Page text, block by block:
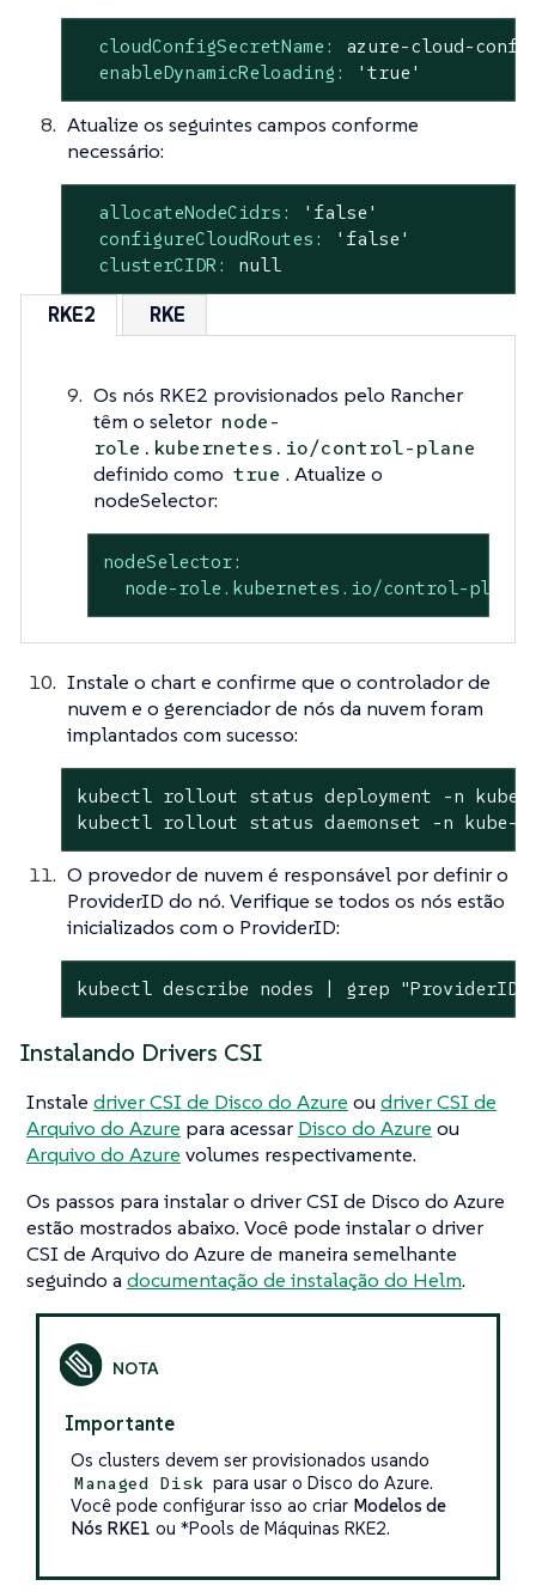
cloudConfigSecretName:
azure-cloud-
enableDynamicReloading:
'true'
Atualize os seguintes campos conforme
necessário:
allocateNodeCidrs:
'false'
configureCloudRoutes:
'false'
clusterCIDR:
null
RKE2 RKE
Os nós RKE2 provisionados pelo Rancher
têm o seletor node-
role.kubernetes.io/control-plane
definido como true . Atualize o
nodeSelector:
nodeSelector:
node-role.kubernetes.io/control-plane:
Instale o chart e confirme que o controlador de
nuvem e o gerenciador de nós da nuvem foram
implantados com sucesso:
kubectl rollout status deployment -n kube-
kubectl rollout status daemonset -n kube-
O provedor de nuvem é responsável por definir o
ProviderID do nó. Verifique se todos os nós estão
inicializados com o ProviderID:
kubectl describe nodes | grep "ProviderID"
Instalando Drivers CSI
Instale driver CSI de Disco do Azure ou driver CSI de
Arquivo do Azure para acessar Disco do Azure ou
Arquivo do Azure volumes respectivamente.
Os passos para instalar o driver CSI de Disco do Azure
estão mostrados abaixo. Você pode instalar o driver
CSI de Arquivo do Azure de maneira semelhante
seguindo a documentação de instalação do Helm.
Importante
Os clusters devem ser provisionados usando
Managed Disk para usar o Disco do Azure.
Você pode configurar isso ao criar Modelos de
Nós RKE1 ou *Pools de Máquinas RKE2.